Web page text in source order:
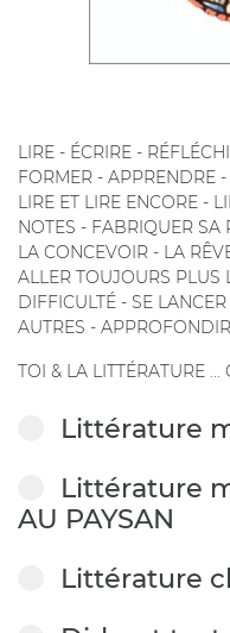
LIRE - ÉCRIRE -
FORMER - APPRENDRE
LIRE ET LIRE ENCORE -
NOTES - FABRIQUER SA
LA CONCEVOIR - LA
ALLER TOUJOURS PLUS
DIFFICULTÉ - SE
AUTRES -
TOI & LA LITTÉRATURE ...
Littérature
Littérature
AU PAYSAN
Littérature